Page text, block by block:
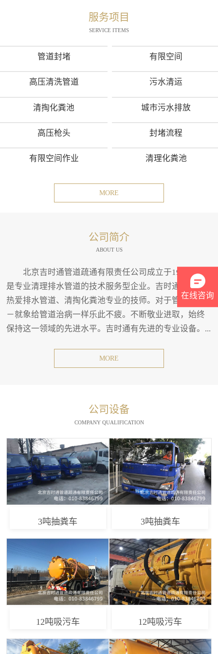
服务项目
SERVICE ITEMS
管道封堵 有限空间
高压清洗管道 污水清运
清掏化粪池 城市污水排放
高压枪头 封堵流程
有限空间作业 清理化粪池
MORE
公司简介
ABOUT US
北京吉时通管道疏通有限责任公司成立于1994年。
是专业清理排水管道的技术服务型企业。吉时通有一班
热爱排水管道、清掏化粪池专业的技师。对于管道疏通
－就象给管道治病一样乐此不疲。不断敬业进取，始终
保持这一领域的先进水平。吉时通有先进的专业设备。...
MORE
公司设备
COMPANY QUALIFICATION
3吨抽粪车 3吨抽粪车
12吨吸污车 12吨吸污车
在线咨询